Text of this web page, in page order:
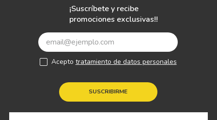
¡Suscríbete y recibe
promociones exclusivas!!
SUSCRIBIRME
Acepto tratamiento de datos personales